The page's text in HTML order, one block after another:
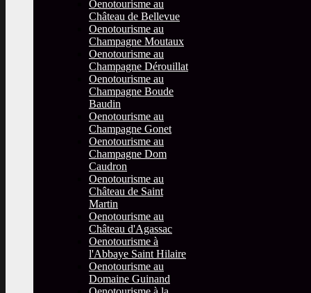
Oenotourisme au
Château de Bellevue
Oenotourisme au
Champagne Moutaux
Oenotourisme au
Champagne Dérouillat
Oenotourisme au
Champagne Boude
Baudin
Oenotourisme au
Champagne Gonet
Oenotourisme au
Champagne Dom
Caudron
Oenotourisme au
Château de Saint
Martin
Oenotourisme au
Château d'Agassac
Oenotourisme à
l'Abbaye Saint Hilaire
Oenotourisme au
Domaine Guinand